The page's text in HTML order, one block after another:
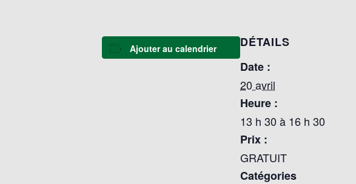
Ajouter au calendrier
DÉTAILS
Date :
20 avril
Heure :
13 h 30 à 16 h 30
Prix :
GRATUIT
Catégories